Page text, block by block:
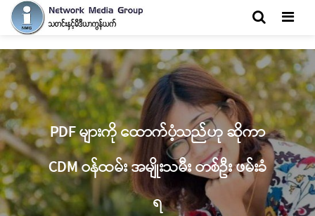
PDF များကို ထောက်ပံ့သည်ဟု ဆိုကာ
CDM ဝန်ထမ်း အမျိုးသမီး တစ်ဦး ဖမ်းခံ
ရ